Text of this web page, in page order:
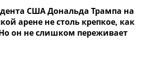
США Дональда Трампа на
арене не столь крепкое, как
он не слишком переживает